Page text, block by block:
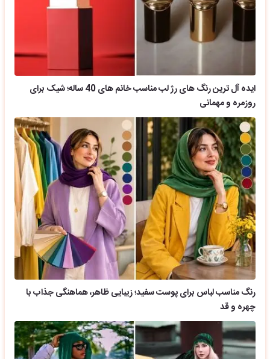
ایده آل ترین رنگ های رژ لب مناسب خانم های 40 ساله؛ شیک برای
روزمره و مهمانی
رنگ مناسب لباس برای پوست سفید؛ زیبایی ظاهر، هماهنگی جذاب با
چهره و قد